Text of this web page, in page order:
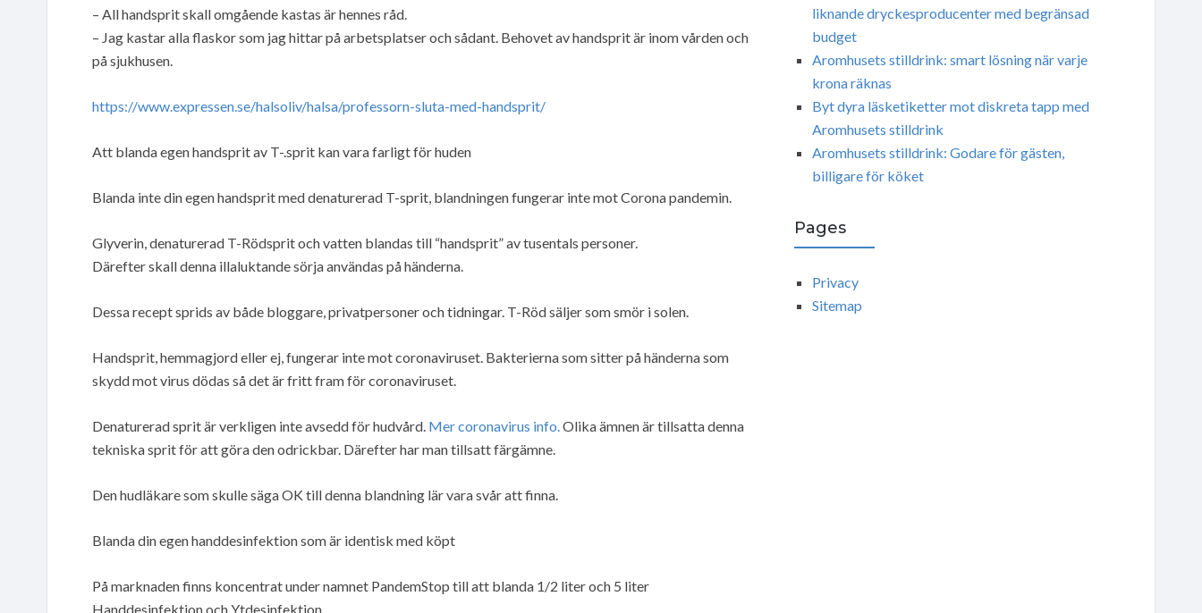
– All handsprit skall omgående kastas är hennes råd.
– Jag kastar alla flaskor som jag hittar på arbetsplatser och sådant. Behovet av handsprit är inom vården och
på sjukhusen.
https://www.expressen.se/halsoliv/halsa/professorn-sluta-med-handsprit/
Att blanda egen handsprit av T-.sprit kan vara farligt för huden
Blanda inte din egen handsprit med denaturerad T-sprit, blandningen fungerar inte mot Corona pandemin.
Glyverin, denaturerad T-Rödsprit och vatten blandas till “handsprit” av tusentals personer.
Därefter skall denna illaluktande sörja användas på händerna.
Dessa recept sprids av både bloggare, privatpersoner och tidningar. T-Röd säljer som smör i solen.
Handsprit, hemmagjord eller ej, fungerar inte mot coronaviruset. Bakterierna som sitter på händerna som
skydd mot virus dödas så det är fritt fram för coronaviruset.
Denaturerad sprit är verkligen inte avsedd för hudvård. Mer coronavirus info.Olika ämnen är tillsatta denna
tekniska sprit för att göra den odrickbar. Därefter har man tillsatt färgämne.
Den hudläkare som skulle säga OK till denna blandning lär vara svår att finna.
Blanda din egen handdesinfektion som är identisk med köpt
På marknaden finns koncentrat under namnet PandemStop till att blanda 1/2 liter och 5 liter
Handdesinfektion och Ytdesinfektion.
liknande dryckesproducenter med begränsad
budget
Aromhusets stilldrink: smart lösning när varje
krona räknas
Byt dyra läsketiketter mot diskreta tapp med
Aromhusets stilldrink
Aromhusets stilldrink: Godare för gästen,
billigare för köket
Pages
Privacy
Sitemap